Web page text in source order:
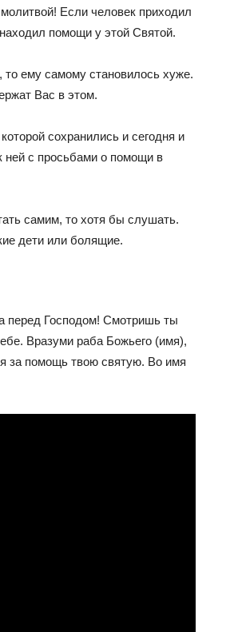
Если человек приходил
помощи у этой Святой.
ему самому становилось хуже.
Вас в этом.
сохранились и сегодня и
с просьбами о помощи в
самим, то хотя бы слушать.
дети или болящие.
перед Господом! Смотришь ты
Вразуми раба Божьего (имя),
за помощь твою святую. Во имя